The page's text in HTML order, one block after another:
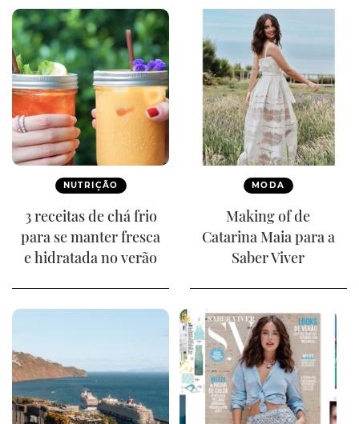
NUTRIÇÃO
3 receitas de chá frio
para se manter fresca
e hidratada no verão
MODA
Making of de
Catarina Maia para a
Saber Viver